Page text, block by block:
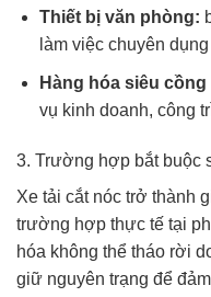
Thiết bị văn phòng:
làm việc chuyên dụng
Hàng hóa siêu
vụ kinh doanh, công
3. Trường hợp bắt buộc
Xe tải cắt nóc trở thành
trường hợp thực tế tại
hóa không thể tháo rời
giữ nguyên trạng để